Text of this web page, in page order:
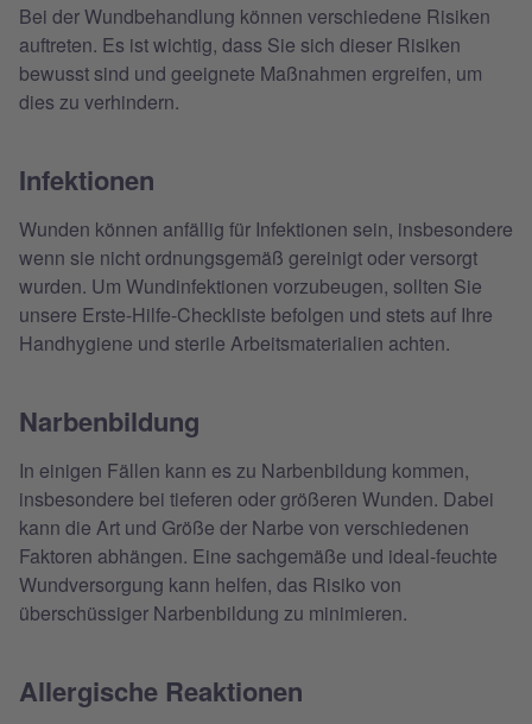
Bei der Wundbehandlung können verschiedene Risiken
auftreten. Es ist wichtig, dass Sie sich dieser Risiken
bewusst sind und geeignete Maßnahmen ergreifen, um
dies zu verhindern.
Infektionen
Wunden können anfällig für Infektionen sein, insbesondere
wenn sie nicht ordnungsgemäß gereinigt oder versorgt
wurden. Um Wundinfektionen vorzubeugen, sollten Sie
unsere Erste-Hilfe-Checkliste befolgen und stets auf Ihre
Handhygiene und sterile Arbeitsmaterialien achten.
Narbenbildung
In einigen Fällen kann es zu Narbenbildung kommen,
insbesondere bei tieferen oder größeren Wunden. Dabei
kann die Art und Größe der Narbe von verschiedenen
Faktoren abhängen. Eine sachgemäße und ideal-feuchte
Wundversorgung kann helfen, das Risiko von
überschüssiger Narbenbildung zu minimieren.
Allergische Reaktionen